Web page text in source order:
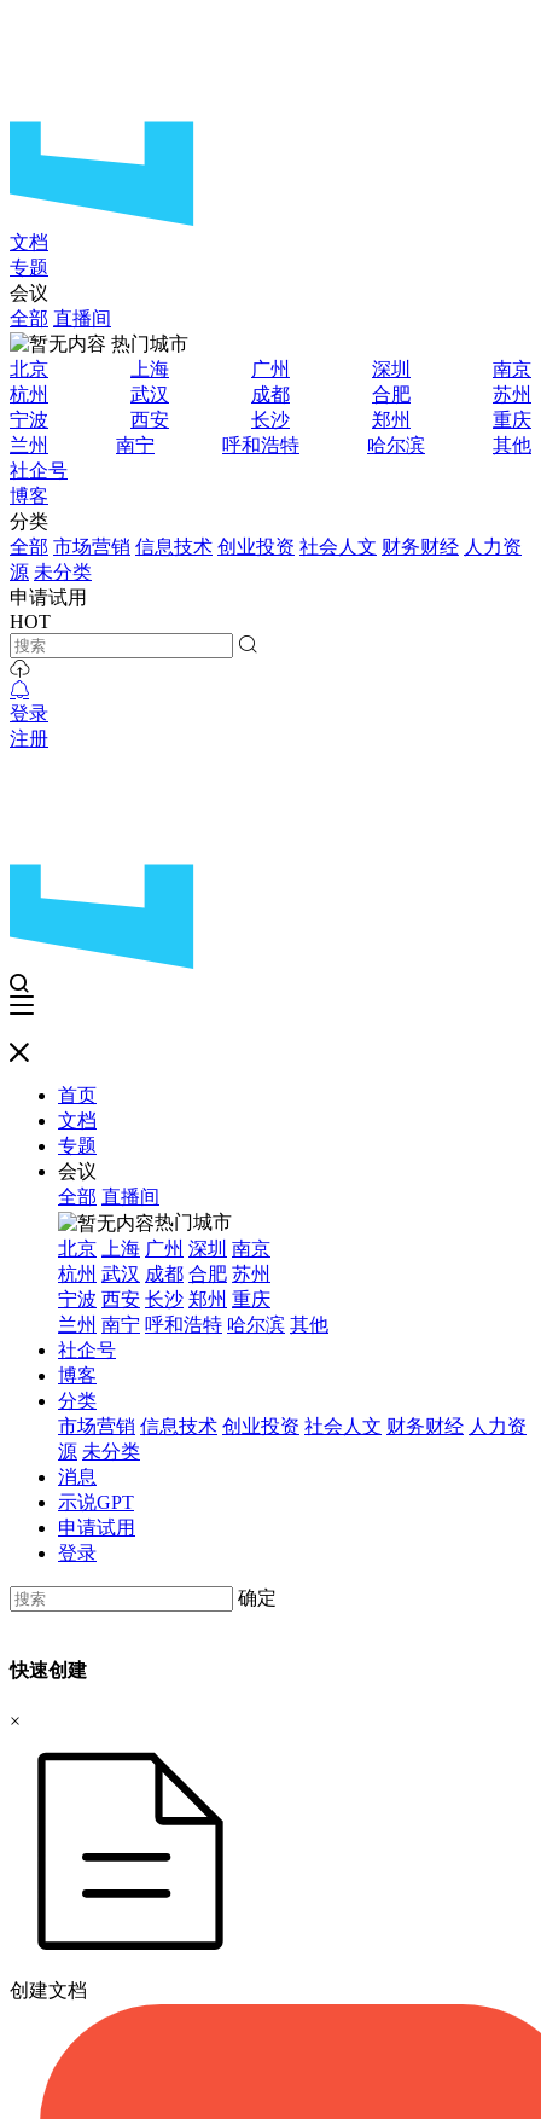
文档
专题
会议
全部 直播间
热门城市
北京
上海 广州 深圳
南京
杭州
武汉 成都 合肥
苏州
宁波
西安 长沙 郑州
重庆
兰州
南宁 呼和浩特 哈尔滨
其他
社企号
博客
分类
全部 市场营销 信息技术 创业投资 社会人文 财务财经 人力资
源 未分类
申请试用
HOT
登录
注册
首页
文档
专题
会议
全部 直播间
热门城市
北京
上海 广州 深圳 南京
杭州 武汉 成都 合肥 苏州
宁波 西安 长沙 郑州 重庆
兰州 南宁 呼和浩特 哈尔滨 其他
社企号
博客
分类
市场营销 信息技术 创业投资 社会人文 财务财经 人力资
源 未分类
消息
示说GPT
申请试用
登录
确定
快速创建
×
创建文档